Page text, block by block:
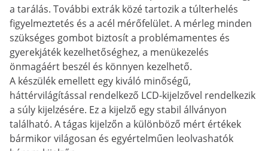
a tarálás. További extrák közé tartozik a túlterhelés
figyelmeztetés és a acél mérőfelület. A mérleg minden
szükséges gombot biztosít a problémamentes és
gyerekjáték kezelhetőséghez, a menükezelés
önmagáért beszél és könnyen kezelhető.
A készülék emellett egy kiváló minőségű,
háttérvilágítással rendelkező LCD-kijelzővel rendelkezik
a súly kijelzésére. Ez a kijelző egy stabil állványon
található. A tágas kijelzőn a különböző mért értékek
bármikor világosan és egyértelműen leolvashatók